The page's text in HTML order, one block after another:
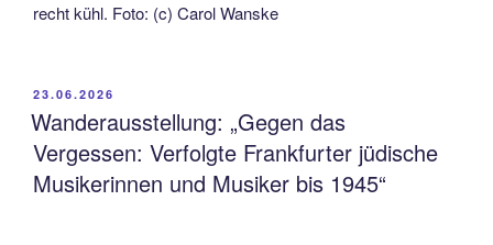
recht kühl. Foto: (c) Carol Wanske
VERÖFFENTLICHT
AM
23.06.2026
Wanderausstellung: „Gegen das
Vergessen: Verfolgte Frankfurter jüdische
Musikerinnen und Musiker bis 1945“